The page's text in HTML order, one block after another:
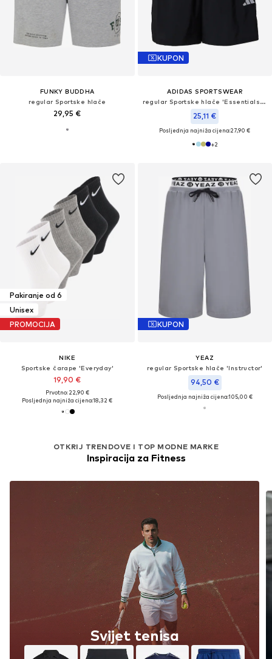
FUNKY BUDDHA
regular Sportske hlače
29,95 €
KUPON
ADIDAS SPORTSWEAR
regular Sportske hlače 'Essentials Chelsea'
25,11 €
Posljednja najniža cijena:27,90 €
+2
Pakiranje od 6
Unisex
PROMOCIJA
NIKE
Sportske čarape 'Everyday'
19,90 €
Prvotno: 22,90 €
Posljednja najniža cijena:18,32 €
KUPON
YEAZ
regular Sportske hlače 'Instructor'
94,50 €
Posljednja najniža cijena:105,00 €
OTKRIJ TRENDOVE I TOP MODNE MARKE
Inspiracija za Fitness
Padel Estetika